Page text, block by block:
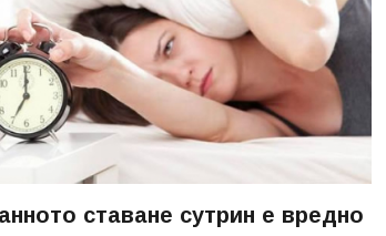
ставане сутрин е вредно